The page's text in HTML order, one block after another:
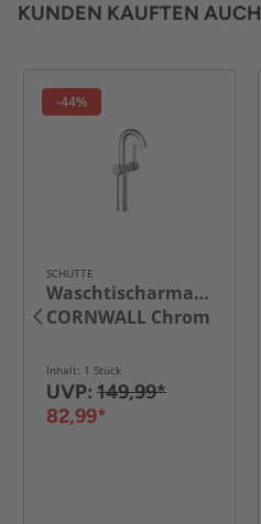
KUNDEN KAUFTEN AUCH
-44%
SCHÜTTE
Waschtischarmatur
CORNWALL Chrom
Inhalt: 1 Stück
UVP: 149,99*
82,99*